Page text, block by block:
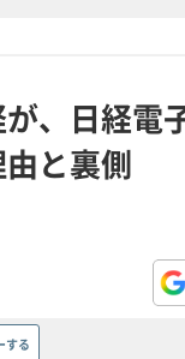
が、日経
と裏側
する